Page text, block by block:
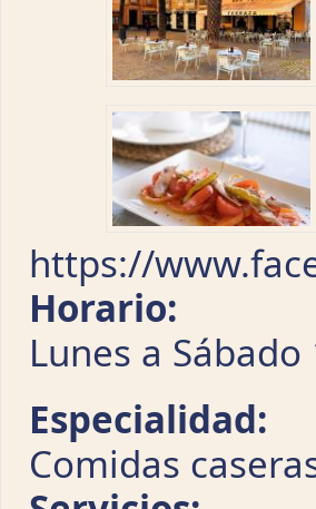
https://
Horario:
Lunes a
Especialidad:
Comidas